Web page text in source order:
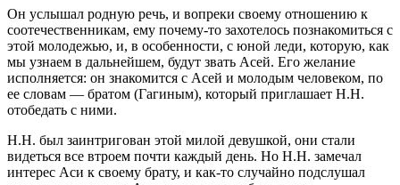
Он услышал родную речь, и вопреки своему отношению к
соотечественникам, ему почему-то захотелось познакомиться с
этой молодежью, и, в особенности, с юной леди, которую, как
мы узнаем в дальнейшем, будут звать Асей. Его желание
исполняется: он знакомится с Асей и молодым человеком, по
ее словам — братом (Гагиным), который приглашает Н.Н.
отобедать с ними.
Н.Н. был заинтригован этой милой девушкой, они стали
видеться все втроем почти каждый день. Но Н.Н. замечал
интерес Аси к своему брату, и как-то случайно подслушал